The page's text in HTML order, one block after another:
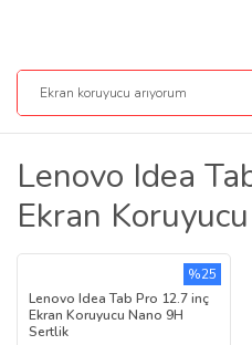
Lenovo Idea
Ekran Koruyucu
Lenovo Idea Tab Pro 12.7 inç
Ekran Koruyucu Nano 9H
Sertlik
%25